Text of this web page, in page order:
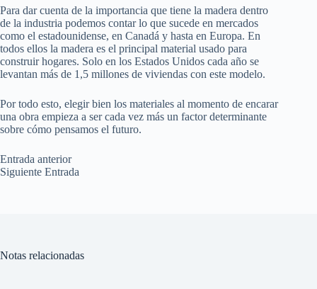
Para dar cuenta de la importancia que tiene la madera dentro
de la industria podemos contar lo que sucede en mercados
como el estadounidense, en Canadá y hasta en Europa. En
todos ellos la madera es el principal material usado para
construir hogares. Solo en los Estados Unidos cada año se
levantan más de 1,5 millones de viviendas con este modelo.
Por todo esto, elegir bien los materiales al momento de encarar
una obra empieza a ser cada vez más un factor determinante
sobre cómo pensamos el futuro.
Entrada anterior
Siguiente Entrada
Notas relacionadas